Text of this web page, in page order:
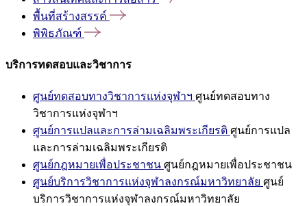
พื้นที่สร้างสรรค์
พิพิธภัณฑ์
บริการทดสอบและวิชาการ
ศูนย์ทดสอบทางวิชาการแห่งจุฬาฯ ศูนย์ทดสอบทาง
วิชาการแห่งจุฬาฯ
ศูนย์การแปลและการล่ามเฉลิมพระเกียรติ ศูนย์การแปล
และการล่ามเฉลิมพระเกียรติ
ศูนย์กฎหมายเพื่อประชาชน ศูนย์กฎหมายเพื่อประชาชน
ศูนย์บริการวิชาการแห่งจุฬาลงกรณ์มหาวิทยาลัย ศูนย์
บริการวิชาการแห่งจุฬาลงกรณ์มหาวิทยาลัย